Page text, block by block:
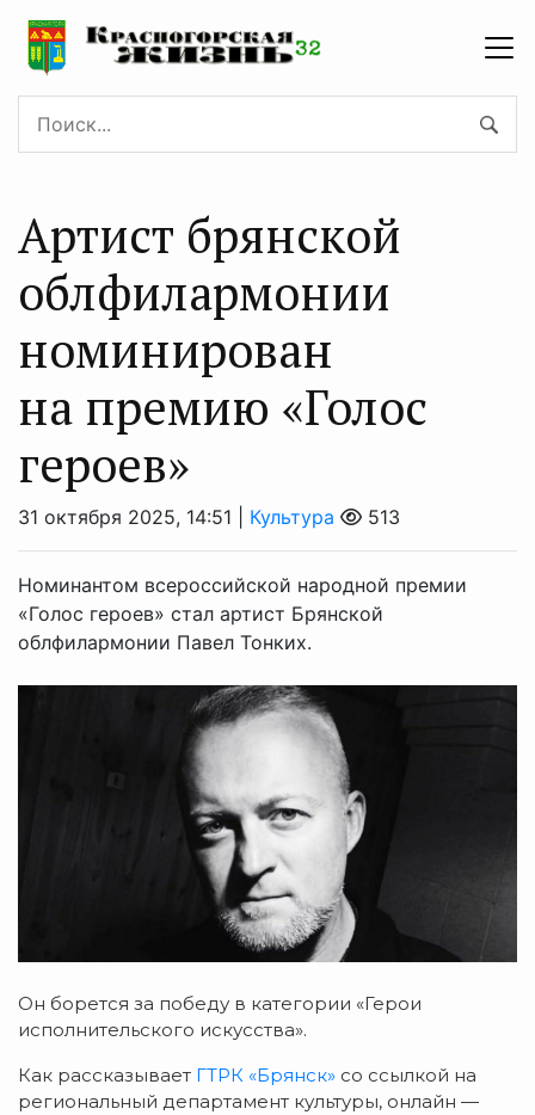
Артист брянской
облфилармонии
номинирован
на премию «Голос
героев»
31 октября 2025, 14:51 | Культура 513
Номинантом всероссийской народной премии
«Голос героев» стал артист Брянской
облфилармонии Павел Тонких.
Он борется за победу в категории «Герои
исполнительского искусства».
Как рассказывает ГТРК «Брянск» со ссылкой на
региональный департамент культуры, онлайн —